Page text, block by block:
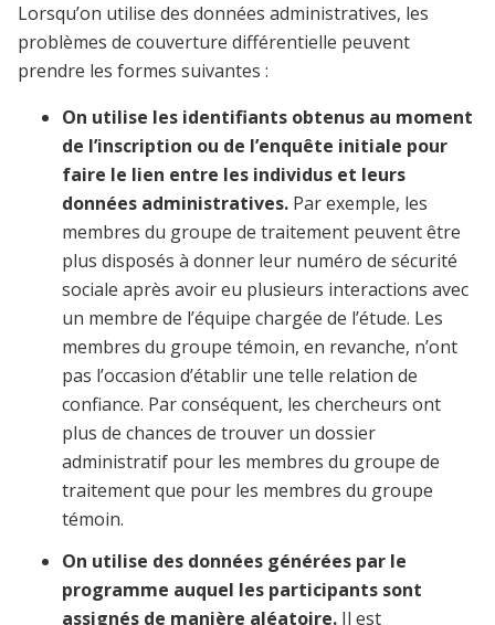
Lorsqu’on utilise des données administratives, les
problèmes de couverture différentielle peuvent
prendre les formes suivantes :
On utilise les identifiants obtenus au moment
de l’inscription ou de l’enquête initiale pour
faire le lien entre les individus et leurs
données administratives. Par exemple, les
membres du groupe de traitement peuvent être
plus disposés à donner leur numéro de sécurité
sociale après avoir eu plusieurs interactions avec
un membre de l’équipe chargée de l’étude. Les
membres du groupe témoin, en revanche, n’ont
pas l’occasion d’établir une telle relation de
confiance. Par conséquent, les chercheurs ont
plus de chances de trouver un dossier
administratif pour les membres du groupe de
traitement que pour les membres du groupe
témoin.
On utilise des données générées par le
programme auquel les participants sont
assignés de manière aléatoire. Il est